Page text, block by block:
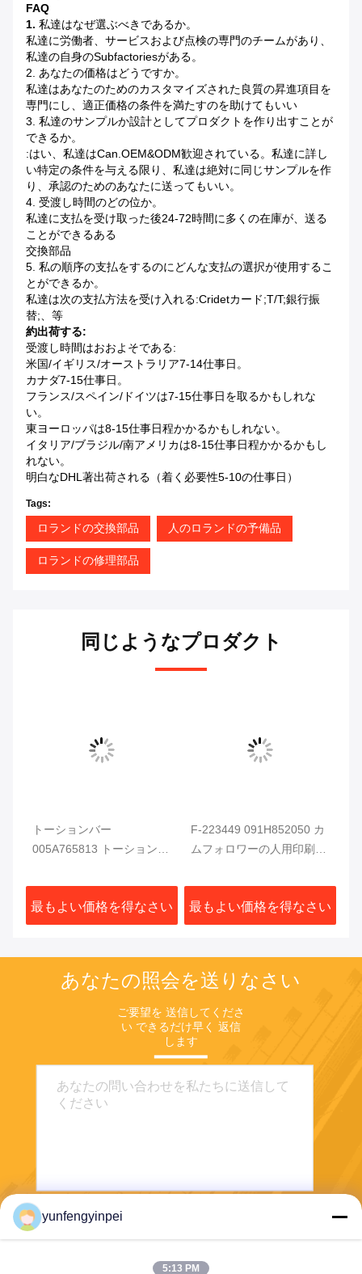
FAQ
1. 私達はなぜ選ぶべきであるか。
私達に労働者、サービスおよび点検の専門のチームがあり、
私達の自身のsubfactoriesがある。
2. あなたの価格はどうですか。
私達はあなたのためのカスタマイズされた良質の昇進項目を
専門にし、適正価格の条件を満たすのを助けてもいい
3. 私達のサンプルか設計としてプロダクトを作り出すことが
できるか。
:はい、私達はcan.OEM&ODM歓迎されている。私達に詳し
い特定の条件を与える限り、私達は絶対に同じサンプルを作
り、承認のためのあなたに送ってもいい。
4. 受渡し時間のどの位か。
私達に支払を受け取った後24-72時間に多くの在庫が、送る
ことができるある
交換部品
5. 私の順序の支払をするのにどんな支払の選択が使用するこ
とができるか。
私達は次の支払方法を受け入れる:cridetカード;T/T;銀行振
替;、等
約出荷する:
受渡し時間はおおよそである:
米国/イギリス/オーストラリア7-14仕事日。
カナダ7-15仕事日。
フランス/スペイン/ドイツは7-15仕事日を取るかもしれな
い。
東ヨーロッパは8-15仕事日程かかるかもしれない。
イタリア/ブラジル/南アメリカは8-15仕事日程かかるかもし
れない。
明白なDHL著出荷される（着く必要性5-10の仕事日）
Tags:
ロランドの交換部品 人のロランドの予備品
ロランドの修理部品
同じようなプロダクト
トーションバー
005A765813 トーションス
005A636530 For Man
Roland プリンター スペア
パーツ
最もよい価格を得なさい
F-223449 091H852050 カ
ムフォロワーの人用印刷機
最もよい価格を得なさい
あなたの照会を送りなさい
ご要望を 送信してくださ
い できるだけ早く 返信
します
yunfengyinpei
5:13 PM